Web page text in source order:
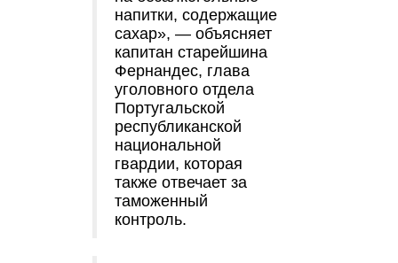
напитки, содержащие
сахар», — объясняет
капитан старейшина
Фернандес, глава
уголовного отдела
Португальской
республиканской
национальной
гвардии, которая
также отвечает за
таможенный
контроль.